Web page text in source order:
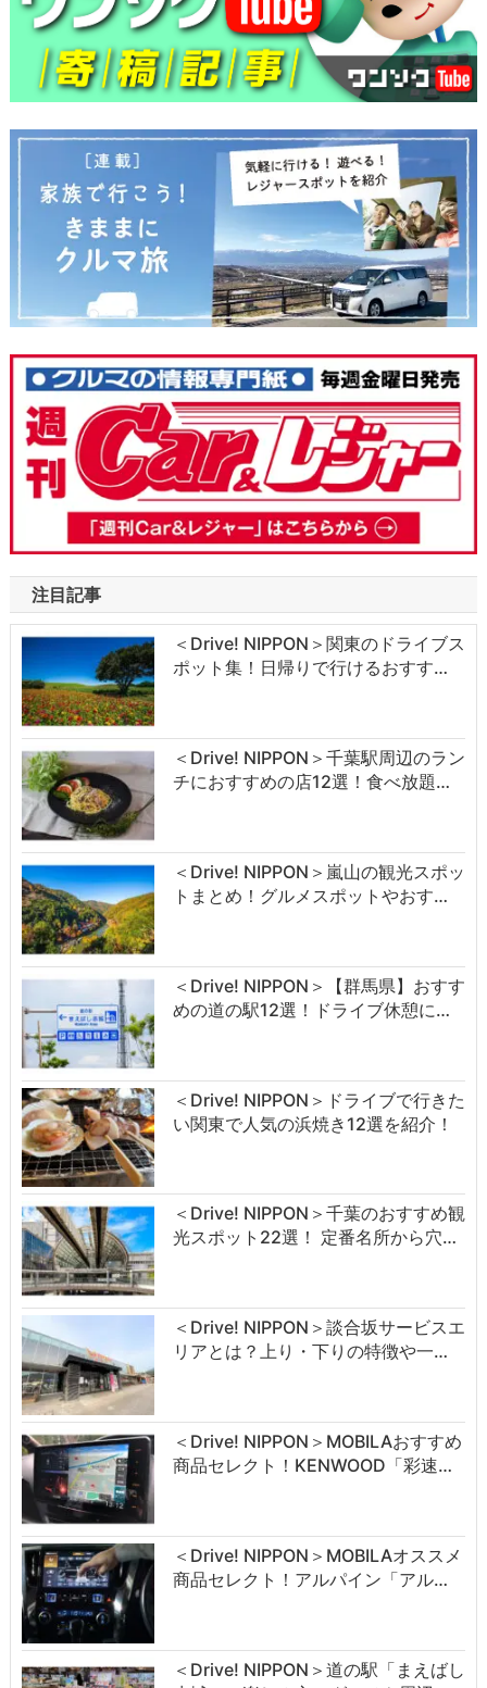
注目記事
＜Drive! NIPPON＞関東のドライブス
ポット集！日帰りで行けるおすす…
＜Drive! NIPPON＞千葉駅周辺のラン
チにおすすめの店12選！食べ放題…
＜Drive! NIPPON＞嵐山の観光スポッ
トまとめ！グルメスポットやおす…
＜Drive! NIPPON＞【群馬県】おすす
めの道の駅12選！ドライブ休憩に…
＜Drive! NIPPON＞ドライブで行きた
い関東で人気の浜焼き12選を紹介！
＜Drive! NIPPON＞千葉のおすすめ観
光スポット22選！ 定番名所から穴…
＜Drive! NIPPON＞談合坂サービスエ
リアとは？上り・下りの特徴や一…
＜Drive! NIPPON＞MOBILAおすすめ
商品セレクト！KENWOOD「彩速…
＜Drive! NIPPON＞MOBILAオススメ
商品セレクト！アルパイン「アル…
＜Drive! NIPPON＞道の駅「まえばし